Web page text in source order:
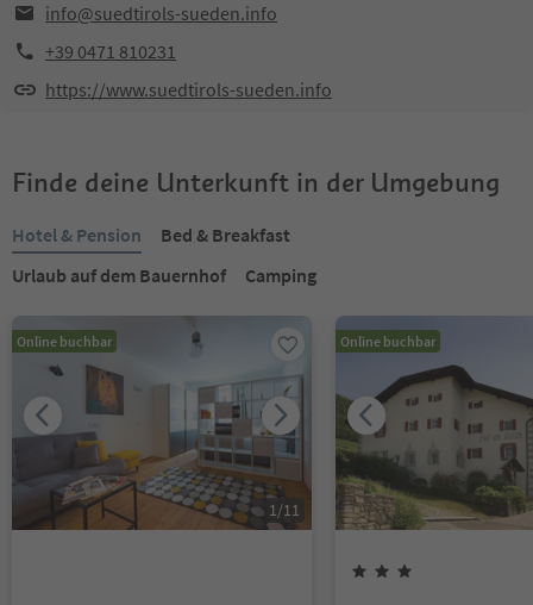
info@suedtirols-sueden.info
+39 0471 810231
https://www.suedtirols-sueden.info
Finde deine Unterkunft in der Umgebung
Hotel & Pension
Bed & Breakfast
Urlaub auf dem Bauernhof
Camping
Online buchbar
1/11
Online buchbar